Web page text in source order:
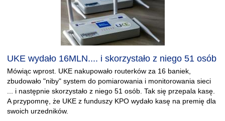
UKE wydało 16MLN.... i skorzystało z niego 51 osób
Mówiąc wprost. UKE nakupowało routerków za 16 baniek,
zbudowało "niby" system do pomiarowania i monitorowania sieci
... i następnie skorzystało z niego 51 osób. Tak się przepala kasę.
A przypomnę, że UKE z funduszy KPO wydało kasę na premię dla
swoich urzedników.